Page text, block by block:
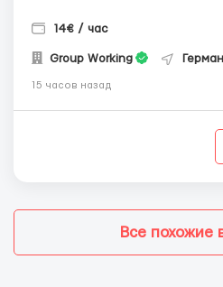
14€ / час
Group Working
15 часов назад
Все похожие